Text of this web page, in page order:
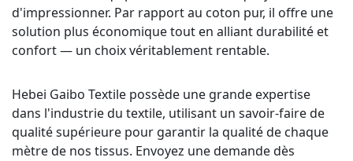
d'impressionner. Par rapport au coton pur, il offre une
solution plus économique tout en alliant durabilité et
confort — un choix véritablement rentable.
Hebei Gaibo Textile possède une grande expertise
dans l'industrie du textile, utilisant un savoir-faire de
qualité supérieure pour garantir la qualité de chaque
mètre de nos tissus. Envoyez une demande dès